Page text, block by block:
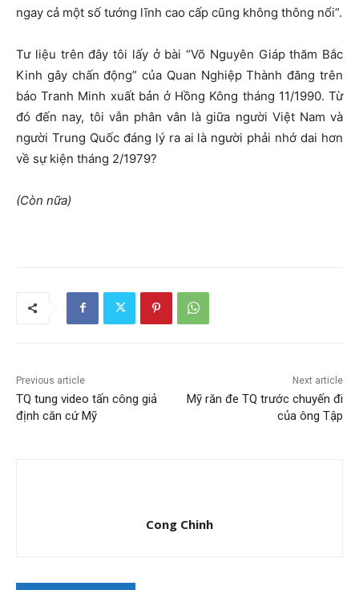
ngay cả một số tướng lĩnh cao cấp cũng không thông nổi”.
Tư liệu trên đây tôi lấy ở bài “Võ Nguyên Giáp thăm Bắc
Kinh gây chấn động” của Quan Nghiệp Thành đăng trên
báo Tranh Minh xuất bản ở Hồng Kông tháng 11/1990. Từ
đó đến nay, tôi vẫn phân vân là giữa người Việt Nam và
người Trung Quốc đáng lý ra ai là người phải nhớ dai hơn
về sự kiện tháng 2/1979?
(Còn nữa)
Previous article
TQ tung video tấn công giả
định căn cứ Mỹ
Next article
Mỹ răn đe TQ trước chuyến đi
của ông Tập
Cong Chinh